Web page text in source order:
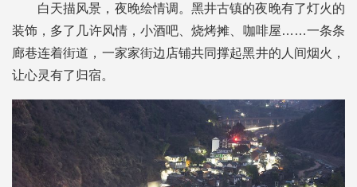
白天描风景，夜晚绘情调。黑井古镇的夜晚有了灯火的
装饰，多了几许风情，小酒吧、烧烤摊、咖啡屋……一条条
廊巷连着街道，一家家街边店铺共同撑起黑井的人间烟火，
让心灵有了归宿。